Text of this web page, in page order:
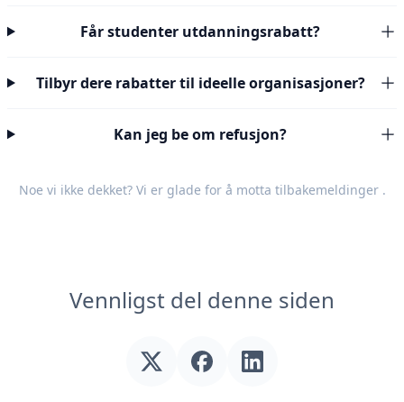
Får studenter utdanningsrabatt?
Tilbyr dere rabatter til ideelle organisasjoner?
Kan jeg be om refusjon?
Noe vi ikke dekket? Vi er glade for å motta tilbakemeldinger.
Vennligst del denne siden